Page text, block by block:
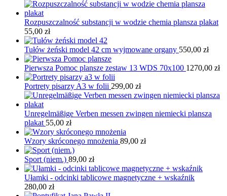
Rozpuszczalność substancji w wodzie chemia plansza plakat
55,00 zł
Tułów żeński model 42 cm wyjmowane organy 550,00 zł
Pierwsza Pomoc plansze zestaw 13 WDS 70x100 1270,00 zł
Portrety pisarzy A3 w folii 299,00 zł
Unregelmäßige Verben messen zwingen niemiecki plansza
plakat 55,00 zł
Wzory skróconego mnożenia 89,00 zł
Sport (niem.) 89,00 zł
Ułamki - odcinki tablicowe magnetyczne + wskaźnik
280,00 zł